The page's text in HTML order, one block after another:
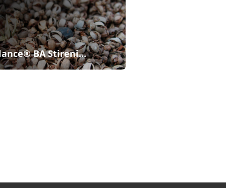
BA Stireni...